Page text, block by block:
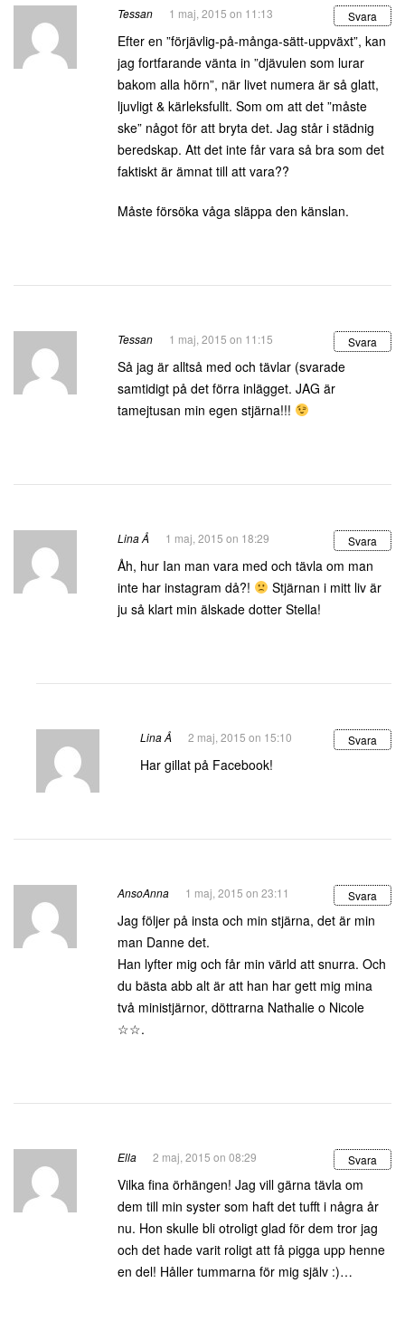
Tessan 1 maj, 2015 on 11:13 Svara
Efter en ”förjävlig-på-många-sätt-uppväxt”, kan
jag fortfarande vänta in ”djävulen som lurar
bakom alla hörn”, när livet numera är så glatt,
ljuvligt & kärleksfullt. Som om att det ”måste
ske” något för att bryta det. Jag står i städnig
beredskap. Att det inte får vara så bra som det
faktiskt är ämnat till att vara??
Måste försöka våga släppa den känslan.
Tessan 1 maj, 2015 on 11:15 Svara
Så jag är alltså med och tävlar (svarade
samtidigt på det förra inlägget. JAG är
tamejtusan min egen stjärna!!!
Lina Å 1 maj, 2015 on 18:29 Svara
Åh, hur Ian man vara med och tävla om man
inte har instagram då?!
Stjärnan i mitt liv är
ju så klart min älskade dotter Stella!
Lina Å 2 maj, 2015 on 15:10 Svara
Har gillat på Facebook!
AnsoAnna 1 maj, 2015 on 23:11 Svara
Jag följer på insta och min stjärna, det är min
man Danne det.
Han lyfter mig och får min värld att snurra. Och
du bästa abb alt är att han har gett mig mina
två ministjärnor, döttrarna Nathalie o Nicole
☆☆.
Ella 2 maj, 2015 on 08:29 Svara
Vilka fina örhängen! Jag vill gärna tävla om
dem till min syster som haft det tufft i några år
nu. Hon skulle bli otroligt glad för dem tror jag
och det hade varit roligt att få pigga upp henne
en del! Håller tummarna för mig själv :)…